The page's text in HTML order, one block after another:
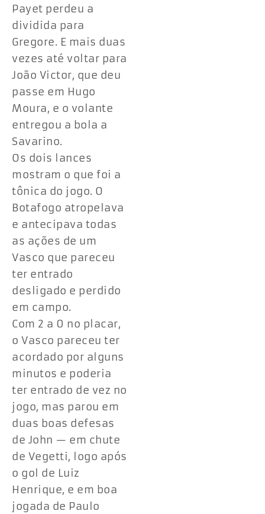
Payet perdeu a
dividida para
Gregore. E mais duas
vezes até voltar para
João Victor, que deu
passe em Hugo
Moura, e o volante
entregou a bola a
Savarino.
Os dois lances
mostram o que foi a
tônica do jogo. O
Botafogo atropelava
e antecipava todas
as ações de um
Vasco que pareceu
ter entrado
desligado e perdido
em campo.
Com 2 a 0 no placar,
o Vasco pareceu ter
acordado por alguns
minutos e poderia
ter entrado de vez no
jogo, mas parou em
duas boas defesas
de John — em chute
de Vegetti, logo após
o gol de Luiz
Henrique, e em boa
jogada de Paulo